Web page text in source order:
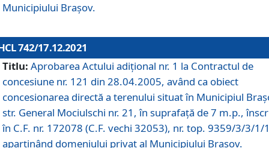
Municipiului Brașov.
742/17.12.2021
Titlu: Aprobarea Actului adiţional nr. 1 la Contractul de
concesiune nr. 121 din 28.04.2005, având ca obiect
concesionarea directă a terenului situat în Municipiul
str. General Mociulschi nr. 21, în suprafață de 7 m.p.,
în C.F. nr. 172078 (C.F. vechi 32053), nr. top. 9359/3/3/1/
aparținând domeniului privat al Municipiului Brașov.